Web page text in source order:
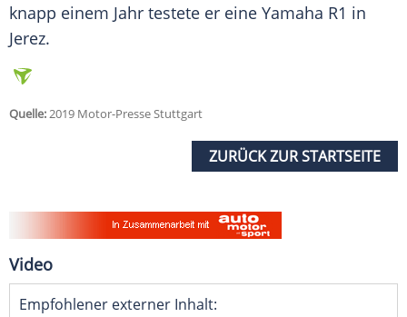
knapp einem Jahr testete er eine Yamaha R1 in
Jerez.
Quelle:2019 Motor-Presse Stuttgart
ZURÜCK ZUR STARTSEITE
Video
Empfohlener externer Inhalt: